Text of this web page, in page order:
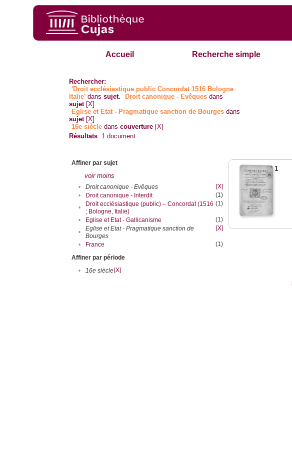
Accueil Recherche simple
Rechercher:
'Droit ecclésiastique public Concordat 1516 Bologne
Italie' danssujet. Droit canonique - Evêques dans
sujet [X]
Eglise et Etat - Pragmatique sanction de Bourges dans
sujet [X]
16e siècle danscouverture [X]
Résultats 1 document
Affiner par sujet
voir moins
• Droit canonique - Evêques
[X]
•
Droit canonique - Interdit
(1)
•
Droit ecclésiastique (public) – Concordat (1516
; Bologne, Italie)
(1)
• Eglise et Etat - Gallicanisme
(1)
•
Eglise et Etat - Pragmatique sanction de
Bourges
[X]
• France
(1)
Affiner par période
•
16e siècle[X]
1